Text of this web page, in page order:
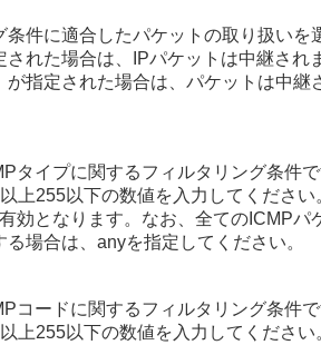
条件に適合したパケットの取り扱いを
された場合は、IPパケットは中継され
が指定された場合は、パケットは中継
タイプに関するフィルタリング条件
上255以下の数値を入力してくださ
効となります。なお、全てのICMPパ
る場合は、anyを指定してください。
コードに関するフィルタリング条件
上255以下の数値を入力してくださ